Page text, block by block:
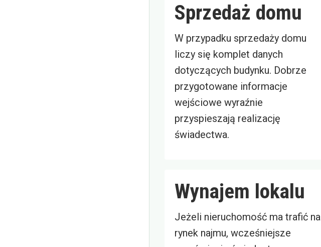
Sprzedaż domu
W przypadku sprzedaży domu
liczy się komplet danych
dotyczących budynku. Dobrze
przygotowane informacje
wejściowe wyraźnie
przyspieszają realizację
świadectwa.
Wynajem lokalu
Jeżeli nieruchomość ma trafić na
rynek najmu, wcześniejsze